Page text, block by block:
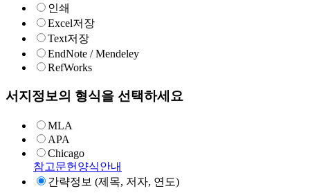
인쇄
Excel저장
Text저장
EndNote / Mendeley
RefWorks
서지정보의 형식을 선택하세요
MLA
APA
Chicago
참고문헌양식안내
간략정보 (제목, 저자, 연도)